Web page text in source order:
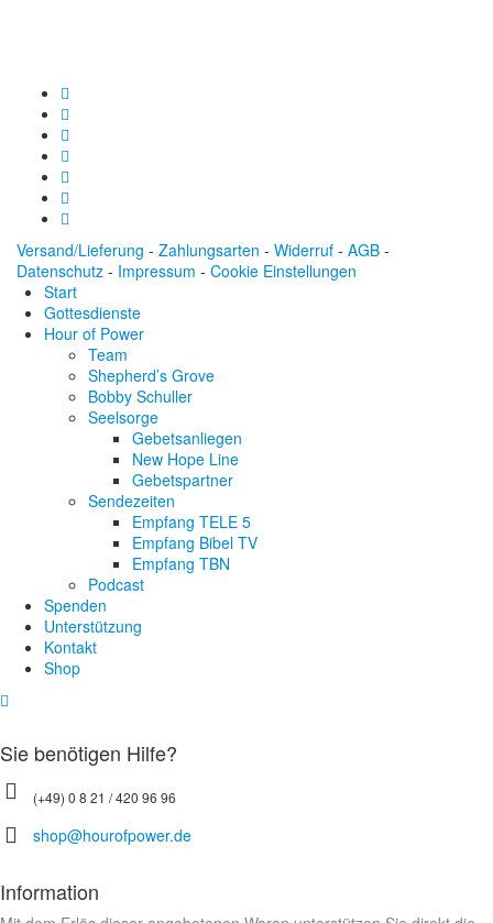
Versand/Lieferung - Zahlungsarten - Widerruf - AGB -
Datenschutz - Impressum - Cookie Einstellungen
Start
Gottesdienste
Hour of Power
Team
Shepherd’s Grove
Bobby Schuller
Seelsorge
Gebetsanliegen
New Hope Line
Gebetspartner
Sendezeiten
Empfang TELE 5
Empfang Bibel TV
Empfang TBN
Podcast
Spenden
Unterstützung
Kontakt
Shop
Sie benötigen Hilfe?
(+49) 0 8 21 / 420 96 96
shop@hourofpower.de
Information